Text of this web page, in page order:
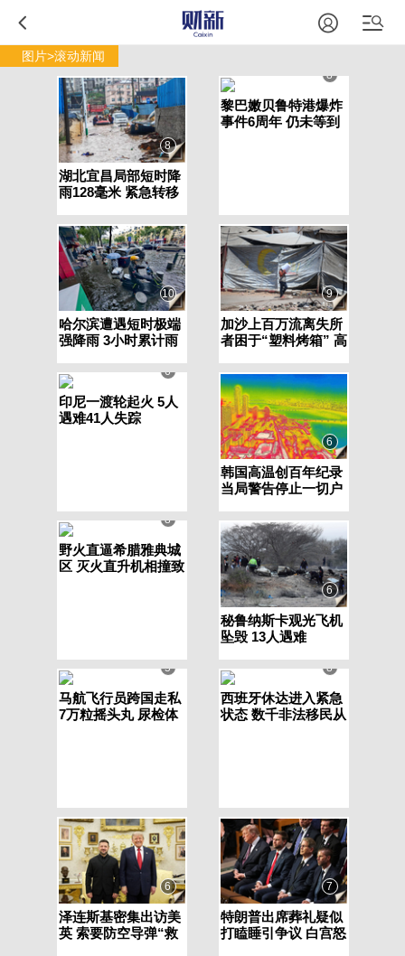
图片>滚动新闻
8
湖北宜昌局部短时降
雨128毫米 紧急转移
8
黎巴嫩贝鲁特港爆炸
事件6周年 仍未等到
10
哈尔滨遭遇短时极端
强降雨 3小时累计雨
9
加沙上百万流离失所
者困于“塑料烤箱” 高
6
印尼一渡轮起火 5人
遇难41人失踪
6
韩国高温创百年纪录
当局警告停止一切户
8
野火直逼希腊雅典城
区 灭火直升机相撞致
6
秘鲁纳斯卡观光飞机
坠毁 13人遇难
5
马航飞行员跨国走私
7万粒摇头丸 尿检体
8
西班牙休达进入紧急
状态 数千非法移民从
6
泽连斯基密集出访美
英 索要防空导弹“救
7
特朗普出席葬礼疑似
打瞌睡引争议 白宫怒